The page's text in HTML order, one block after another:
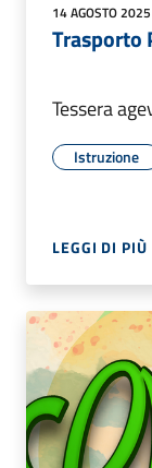
14 AGOSTO 2025
Trasporto
Tessera
Istruzione
LEGGI DI PIÙ